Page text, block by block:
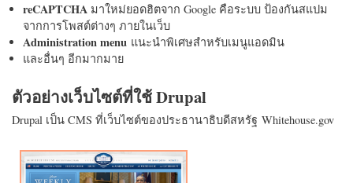
reCAPTCHA มาใหม่ยอดฮิตจาก Google คือระบบ ป้องกันสแปม
จากการโพสต์ต่างๆ ภายในเว็บ
Administration menu แนะนำพิเศษสำหรับเมนูแอดมิน
และอื่นๆ อีกมากมาย
ตัวอย่างเว็บไซต์ที่ใช้ Drupal
Drupal เป็น CMS ที่เว็บไซต์ของประธานาธิบดีสหรัฐ Whitehouse.gov